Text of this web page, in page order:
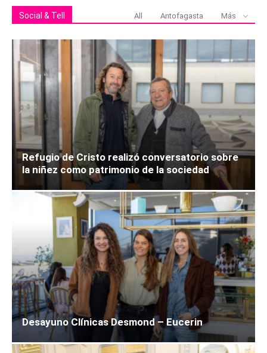
Social & Tell All Antofagasta Más
Refugio de Cristo realizó conversatorio sobre
la niñez como patrimonio de la sociedad
Desayuno Clínicas Desmond – Eucerin